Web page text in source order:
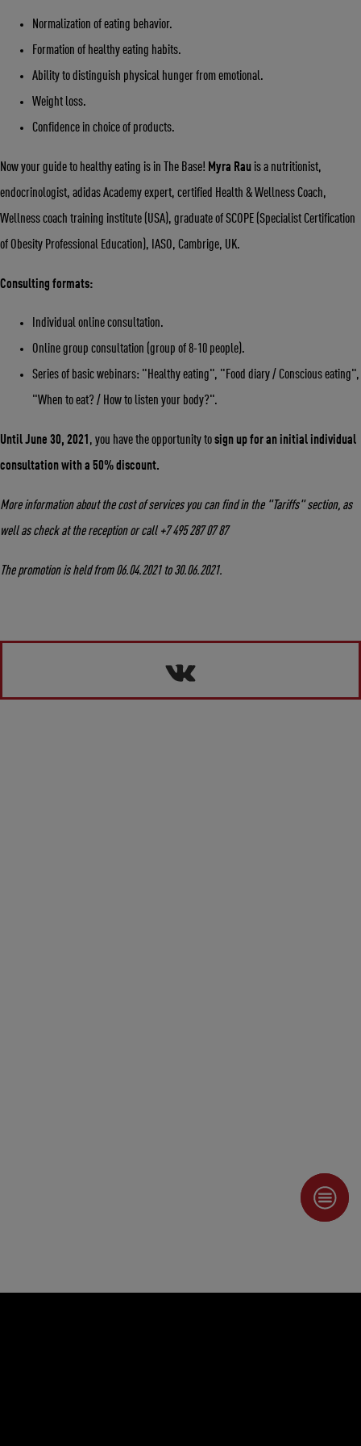
Normalization of eating behavior.
Formation of healthy eating habits.
Ability to distinguish physical hunger from emotional.
Weight loss.
Confidence in choice of products.
Now your guide to healthy eating is in The Base! Myra Rau is a nutritionist,
endocrinologist, adidas Academy expert, certified Health & Wellness Coach,
Wellness coach training institute (USA), graduate of SCOPE (Specialist Certification
of Obesity Professional Education), IASO, Cambrige, UK.
Consulting formats:
Individual online consultation.
Online group consultation (group of 8-10 people).
Series of basic webinars: "Healthy eating", "Food diary / Conscious eating",
"When to eat? / How to listen your body?".
Until June 30, 2021 , you have the opportunity tosign up for an initial individual
consultation with a 50% discount.
More information about the cost of services you can find in the "Tariffs" section, as
well as check at the reception or call +7 495 287 07 87
The promotion is held from 06.04.2021 to 30.06.2021.